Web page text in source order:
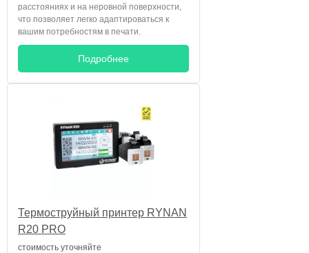
расстояниях и на неровной поверхности,
что позволяет легко адаптироваться к
вашим потребностям в печати.
Подробнее
Термоструйный принтер RYNAN
R20 PRO
стоимость уточняйте